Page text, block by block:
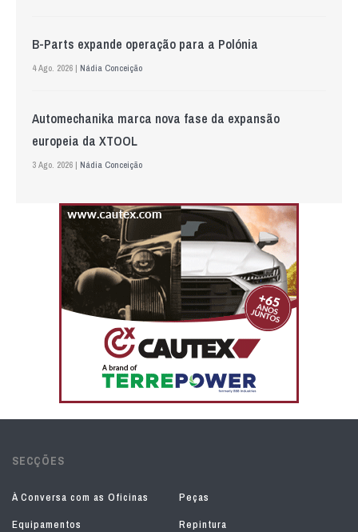
B-Parts expande operação para a Polónia
4 Ago. 2026 | Nádia Conceição
Automechanika marca nova fase da expansão
europeia da XTOOL
3 Ago. 2026 | Nádia Conceição
SECÇÕES
À Conversa com as Oficinas
Peças
Equipamentos
Repintura